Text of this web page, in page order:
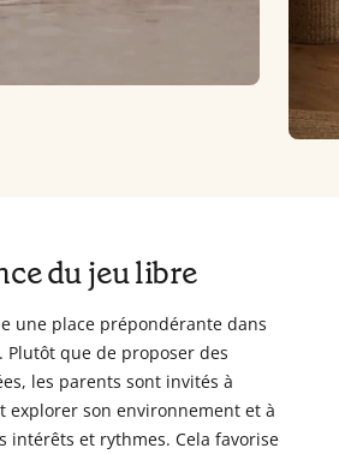
du jeu libre
une place prépondérante dans
Plutôt que de proposer des
les parents sont invités à
explorer son environnement et à
intérêts et rythmes. Cela favorise